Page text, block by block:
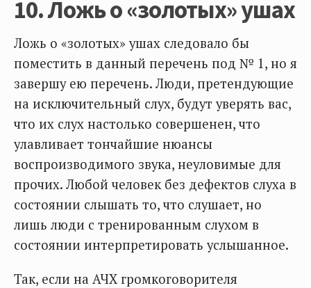
10. Ложь о «золотых» ушах
Ложь о «золотых» ушах следовало бы
поместить в данный перечень под № 1, но я
завершу ею перечень. Люди, претендующие
на исключительный слух, будут уверять вас,
что их слух настолько совершенен, что
улавливает тончайшие нюансы
воспроизводимого звука, неуловимые для
прочих. Любой человек без дефектов слуха в
состоянии слышать то, что слушает, но
лишь люди с тренированным слухом в
состоянии интерпретировать услышанное.
Так, если на АЧХ громкоговорителя